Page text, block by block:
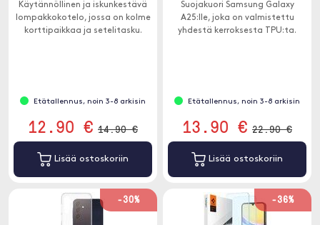
Käytännöllinen ja iskunkestävä
lompakkokotelo, jossa on kolme
korttipaikkaa ja setelitasku.
Etätallennus, noin 3-8 arkisin
12.90 € 14.90 €
Lisää ostoskoriin
Suojakuori Samsung Galaxy
A25:lle, joka on valmistettu
yhdestä kerroksesta TPU:ta.
Etätallennus, noin 3-8 arkisin
13.90 € 22.90 €
Lisää ostoskoriin
-30% -36%